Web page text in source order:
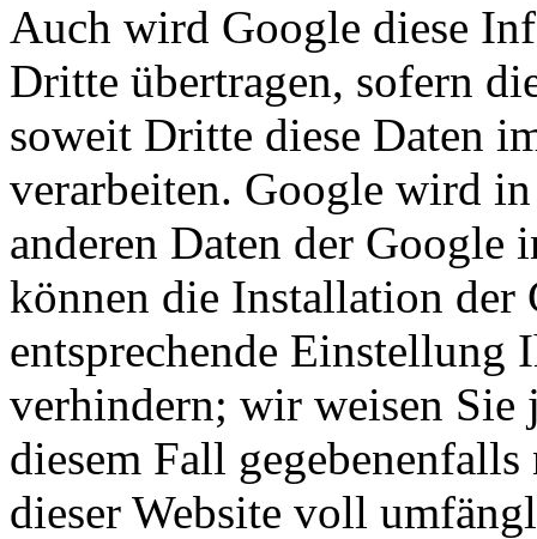
Auch wird Google diese
Dritte übertragen, sofern
soweit Dritte diese Daten
verarbeiten. Google wird
anderen Daten der Google
können die Installation der
entsprechende Einstellung
verhindern; wir weisen Sie
diesem Fall
dieser Website voll